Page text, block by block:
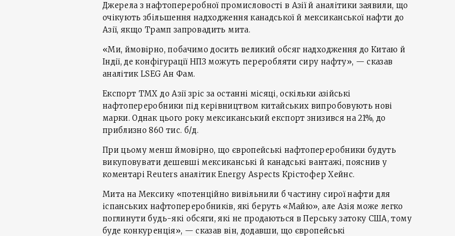
Джерела з нафтопереробної промисловості в Азії й аналітики заявили, що
очікують збільшення надходження канадської й мексиканської нафти до
Азії, якщо Трамп запровадить мита.
«Ми, ймовірно, побачимо досить великий обсяг надходження до Китаю й
Індії, де конфігурації НПЗ можуть переробляти сиру нафту», — сказав
аналітик LSEG Ан Фам.
Експорт TMX до Азії зріс за останні місяці, оскільки азійські
нафтопереробники під керівництвом китайських випробовують нові
марки. Однак цього року мексиканський експорт знизився на 21%, до
приблизно 860 тис. б/д.
При цьому менш ймовірно, що європейські нафтопереробники будуть
викуповувати дешевші мексиканські й канадські вантажі, пояснив у
коментарі Reuters аналітик Energy Aspects Крістофер Хейнс.
Мита на Мексику «потенційно вивільнили б частину сирої нафти для
іспанських нафтопереробників, які беруть «Майю», але Азія може легко
поглинути будь-які обсяги, які не продаються в Перську затоку США, тому
буде конкуренція», — сказав він, додавши, що європейські